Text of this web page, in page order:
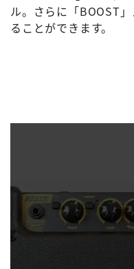
ル。さらに「BOOST
ることができます。